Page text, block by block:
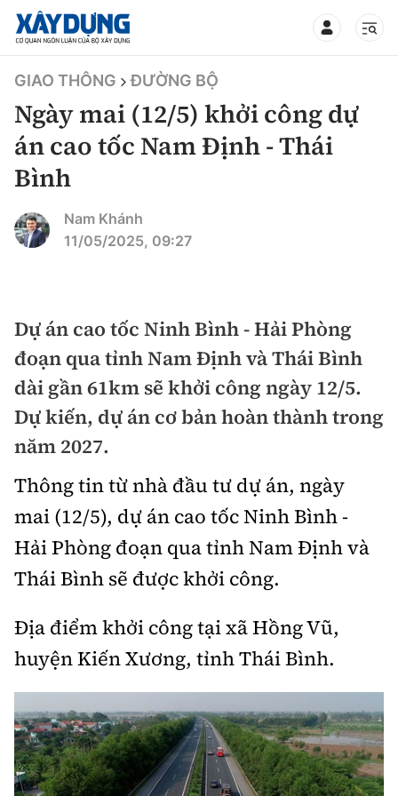
TIN BỘ XÂY DỰNG
CHUYÊN MỤC
Mới nhất
Chính trị
Xã hội
Chuyện dọc đường
Cải chính
Xây dựng
Chỉ đạo điều hành
Quy hoạch kiến trúc
Giám định chất lượng
Quản lý đô thị
Giao thông
Quản lý
Đường bộ
Hàng không
Đường sắt
Đường sắt tốc độ cao
Đường thủy
Hàng hải
Đường sắt đô thị
Kinh tế
Thị trường
Tài chính
Chứng khoán
Bảo hiểm
Doanh nghiệp
Pháp luật
Thanh tra
An ninh hình sự
Điều tra
Pháp đình
Hỏi - Đáp
An toàn giao thông
Giao thông 24h
ATGT địa phương
Văn hóa giao thông
Lái xe an toàn
Chung tay vì ATGT
Giáo dục
Đời sống
Lao động - Công đoàn
Văn hóa - Giải Trí
Văn hóa
Showbiz
Điện ảnh
Bóng đá
Bình luận
Công nghệ
GIAO THÔNG ĐƯỜNG BỘ
Ngày mai (12/5) khởi công dự
án cao tốc Nam Định - Thái
Bình
Nam Khánh
11/05/2025, 09:27
Dự án cao tốc Ninh Bình - Hải Phòng
đoạn qua tỉnh Nam Định và Thái Bình
dài gần 61km sẽ khởi công ngày 12/5.
Dự kiến, dự án cơ bản hoàn thành trong
năm 2027.
Thông tin từ nhà đầu tư dự án, ngày
mai (12/5), dự án cao tốc Ninh Bình -
Hải Phòng đoạn qua tỉnh Nam Định và
Thái Bình sẽ được khởi công.
Địa điểm khởi công tại xã Hồng Vũ,
huyện Kiến Xương, tỉnh Thái Bình.